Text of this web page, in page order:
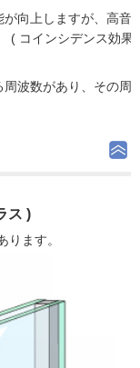
向上しますが、高音
( コインシデンス効果
波数があり、その周
ス )
ります。